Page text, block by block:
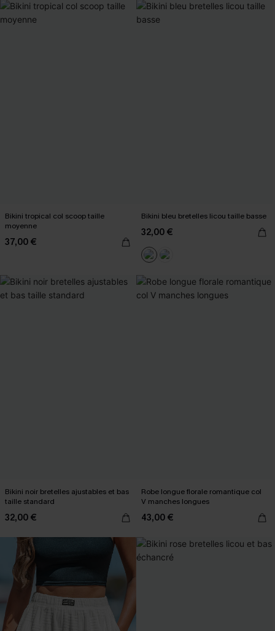
Bikini tropical col scoop taille
moyenne
37,00 €
Bikini bleu bretelles licou taille basse
32,00 €
Bikini noir bretelles ajustables et bas
taille standard
32,00 €
Robe longue florale romantique col
V manches longues
43,00 €